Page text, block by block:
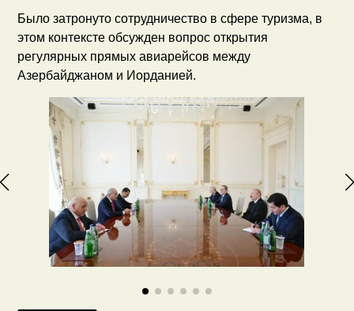
Было затронуто сотрудничество в сфере туризма, в
этом контексте обсужден вопрос открытия
регулярных прямых авиарейсов между
Азербайджаном и Иорданией.